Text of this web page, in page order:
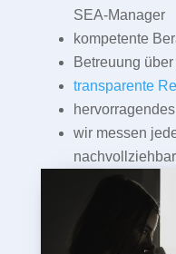
SEA-Manager
kompetente
Betreuung
transparente
wir messen